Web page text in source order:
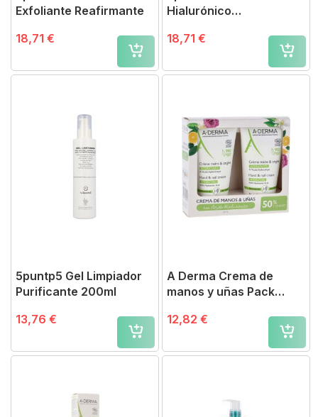
Exfoliante Reafirmante
18,71 €
Hialurónico
18,71 €
5puntp5 Gel Limpiador
Purificante 200ml
13,76 €
A Derma Crema de
manos y uñas Pack
12,82 €